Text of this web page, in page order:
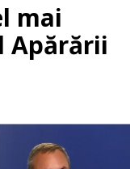
mai
Apărării